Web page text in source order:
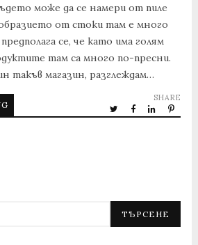
може да се намери от пиле
от стоки там е много
се, че като има голям
там са много по-пресни.
такъв магазин, разглеждам…
SHARE
ТЪРСЕНЕ